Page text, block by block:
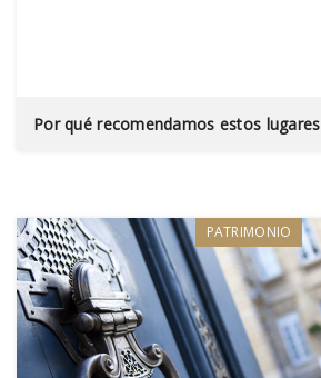
Por qué recomendamos estos lugares
PATRIMONIO